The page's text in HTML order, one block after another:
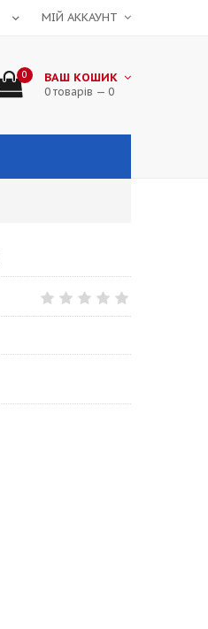
МІЙ АККАУНТ
0 ВАШ КОШИК
0 товарів — 0